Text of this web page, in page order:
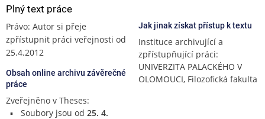
Plný text práce
Právo: Autor si přeje
zpřístupnit práci veřejnosti od
25.4.2012
Obsah online archivu závěrečné
práce
Zveřejněno v Theses:
Soubory jsou od 25. 4.
Jak jinak získat přístup k textu
Instituce archivující a
zpřístupňující práci:
UNIVERZITA PALACKÉHO V
OLOMOUCI, Filozofická fakulta